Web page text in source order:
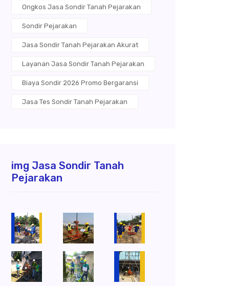
Ongkos Jasa Sondir Tanah Pejarakan
Sondir Pejarakan
Jasa Sondir Tanah Pejarakan Akurat
Layanan Jasa Sondir Tanah Pejarakan
Biaya Sondir 2026 Promo Bergaransi
Jasa Tes Sondir Tanah Pejarakan
img Jasa Sondir Tanah
Pejarakan